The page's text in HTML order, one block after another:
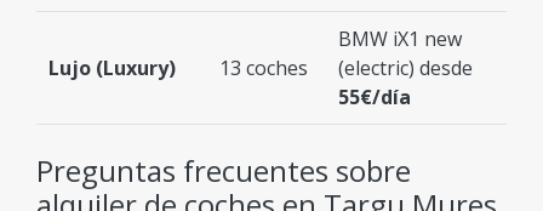
Lujo (Luxury) 13 coches
BMW iX1 new
(electric) desde
55€/día
Preguntas frecuentes sobre